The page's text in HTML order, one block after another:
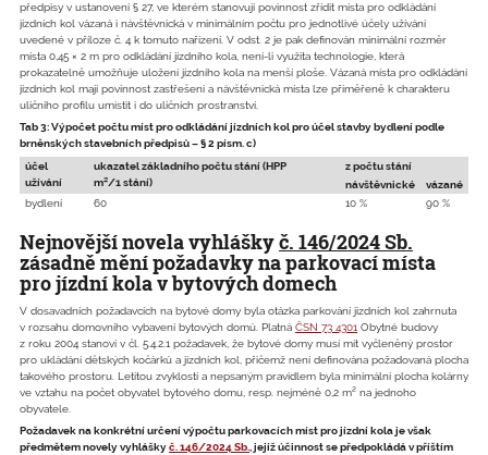
předpisy v ustanovení § 27, ve kterém stanovují povinnost zřídit místa pro odkládání
jízdních kol vázaná i návštěvnická v minimálním počtu pro jednotlivé účely užívání
uvedené v příloze č. 4 k tomuto nařízení. V odst. 2 je pak definován minimální rozměr
místa 0,45 × 2 m pro odkládání jízdního kola, není-li využita technologie, která
prokazatelně umožňuje uložení jízdního kola na menší ploše. Vázaná místa pro odkládání
jízdních kol mají povinnost zastřešení a návštěvnická místa lze přiměřeně k charakteru
uličního profilu umístit i do uličních prostranství.
Tab 3: Výpočet počtu míst pro odkládání jízdních kol pro účel stavby bydlení podle
brněnských stavebních předpisů – § 2 písm. c)
účel
užívání
ukazatel základního počtu stání (HPP
m²/1 stání)
z počtu stání
návštěvnické
vázané
bydlení
60 10 % 90 %
Nejnovější novela vyhláškyč. 146/2024 Sb.
zásadně mění požadavky na parkovací místa
pro jízdní kola v bytových domech
V dosavadních požadavcích na bytové domy byla otázka parkování jízdních kol zahrnuta
v rozsahu domovního vybavení bytových domů. Platná ČSN 73 4301 Obytné budovy
z roku 2004 stanoví v čl. 5.4.2.1 požadavek, že bytové domy musí mít vyčleněný prostor
pro ukládání dětských kočárků a jízdních kol, přičemž není definována požadovaná plocha
takového prostoru. Letitou zvyklostí a nepsaným pravidlem byla minimální plocha kolárny
ve vztahu na počet obyvatel bytového domu, resp. nejméně 0,2 m² na jednoho
obyvatele.
Požadavek na konkrétní určení výpočtu parkovacích míst pro jízdní kola je však
předmětem novely vyhláškyč. 146/2024 Sb., jejíž účinnost se předpokládá v příštím